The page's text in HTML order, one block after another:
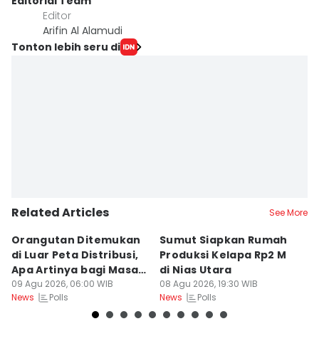
Editor
Arifin Al Alamudi
Tonton lebih seru di
Related Articles See More
Orangutan Ditemukan
di Luar Peta Distribusi,
Apa Artinya bagi Masa
Depan Konservasi?
09 Agu 2026, 06:00 WIB
News
Polls
Sumut Siapkan Rumah
Produksi Kelapa Rp2 M
di Nias Utara
08 Agu 2026, 19:30 WIB
News
Polls